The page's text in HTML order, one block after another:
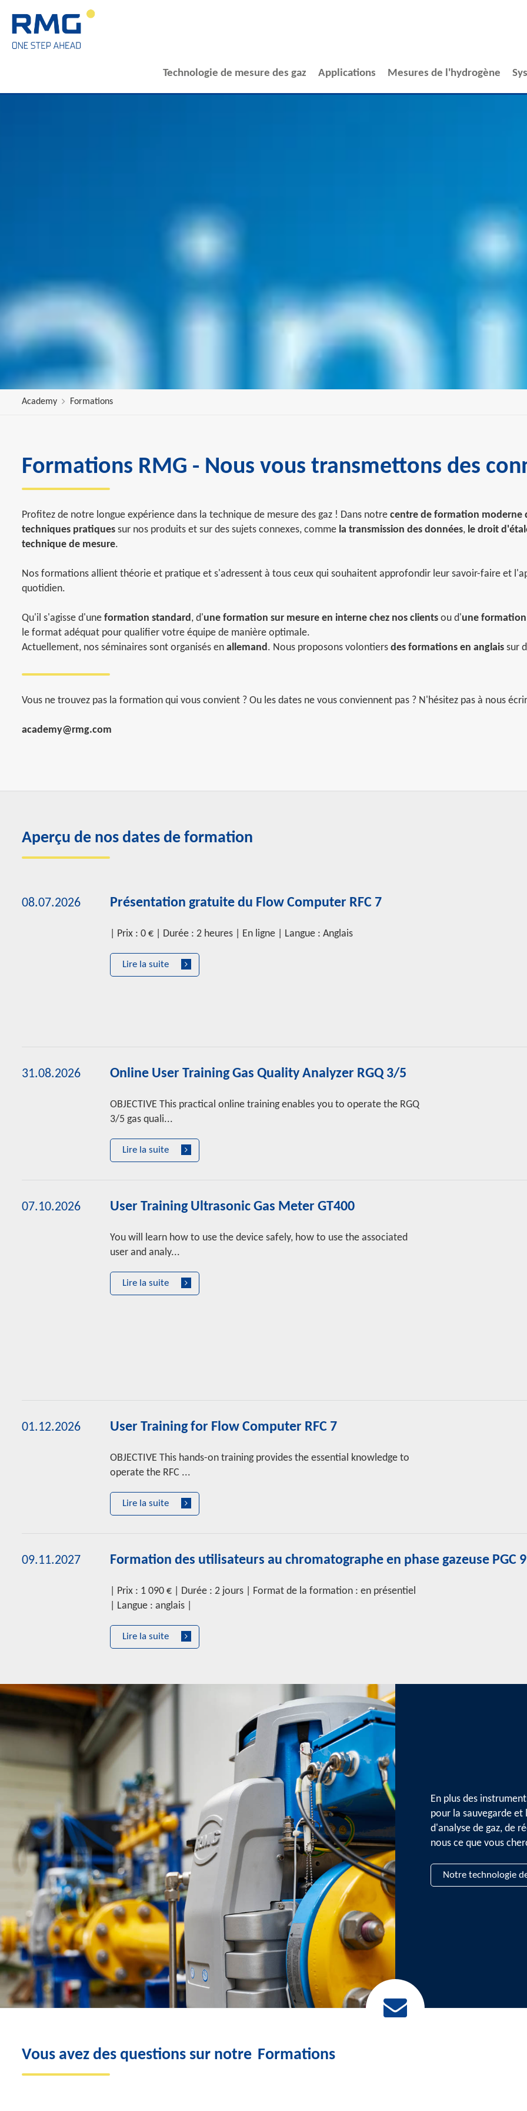
Technologie de mesure des gaz Applications Mesures de l'hydrogène
Academy Formations
Formations RMG - Nous vous transmettons des
Profitez de notre longue expérience dans la technique de mesure des gaz ! Dans notre centre de formation moderne
techniques pratiques sur nos produits et sur des sujets connexes, comme la transmission des données, le droit
technique de mesure.
Nos formations allient théorie et pratique et s'adressent à tous ceux qui souhaitent approfondir leur savoir-faire et
quotidien.
Qu'il s'agisse d'une formation standard, d'une formation sur mesure en interne chez nos clients ou d'une
le format adéquat pour qualifier votre équipe de manière optimale.
Actuellement, nos séminaires sont organisés en allemand. Nous proposons volontiers des formations en anglais sur
Vous ne trouvez pas la formation qui vous convient ? Ou les dates ne vous conviennent pas ? N'hésitez pas à nous
academy@rmg.com
Aperçu de nos dates de formation
Présentation gratuite du Flow Computer RFC 7
08.07.2026
| Prix : 0 € | Durée : 2 heures | En ligne | Langue : Anglais
Lire la suite
Online User Training Gas Quality Analyzer RGQ 3/5
31.08.2026
OBJECTIVE This practical online training enables you to operate the RGQ
3/5 gas quali...
Lire la suite
User Training Ultrasonic Gas Meter GT400
07.10.2026
You will learn how to use the device safely, how to use the associated
user and analy...
Lire la suite
User Training for Flow Computer RFC 7
01.12.2026
OBJECTIVE This hands-on training provides the essential knowledge to
operate the RFC ...
Lire la suite
Formation des utilisateurs au chromatographe en phase gazeuse PGC
09.11.2027
| Prix : 1 090 € | Durée : 2 jours | Format de la formation : en présentiel
| Langue : anglais |
Lire la suite
En plus des
pour la sauvegarde
d'analyse de gaz, de
nous ce que vous
Notre technologie
Vous avez des questions sur notre Formations